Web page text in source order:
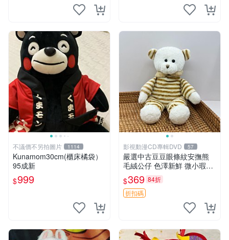
不議價不另拍圖片 1114
Kunamom30cm(櫃床橘袋）
95成新
$999
影視動漫CD專輯DVD 57
嚴選中古豆豆眼條紋安撫熊
毛絨公仔 色澤新鮮 微小瑕疵
可收藏 中古 安撫熊 條紋公仔
$369 84折
折扣碼